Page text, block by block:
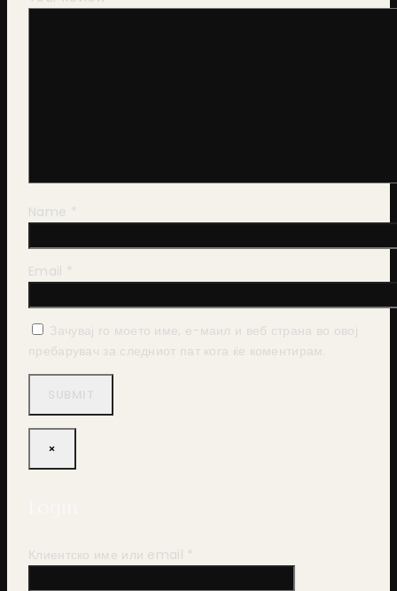
Name *
Email *
Зачувај го моето име, е-маил и веб страна во овој
пребарувач за следниот пат кога ќе коментирам.
×
Клиентско име или email *